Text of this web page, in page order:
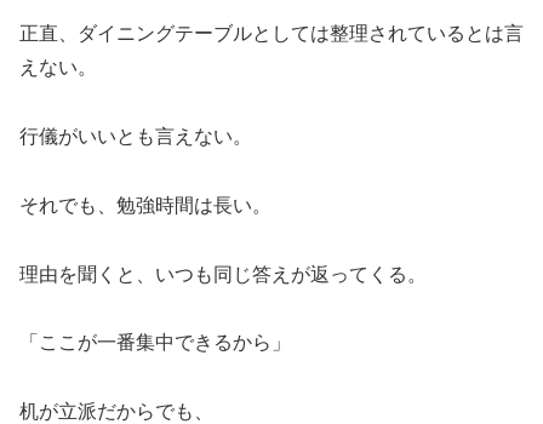
正直、ダイニングテーブルとしては整理されているとは言
えない。
行儀がいいとも言えない。
それでも、勉強時間は長い。
理由を聞くと、いつも同じ答えが返ってくる。
「ここが一番集中できるから」
机が立派だからでも、